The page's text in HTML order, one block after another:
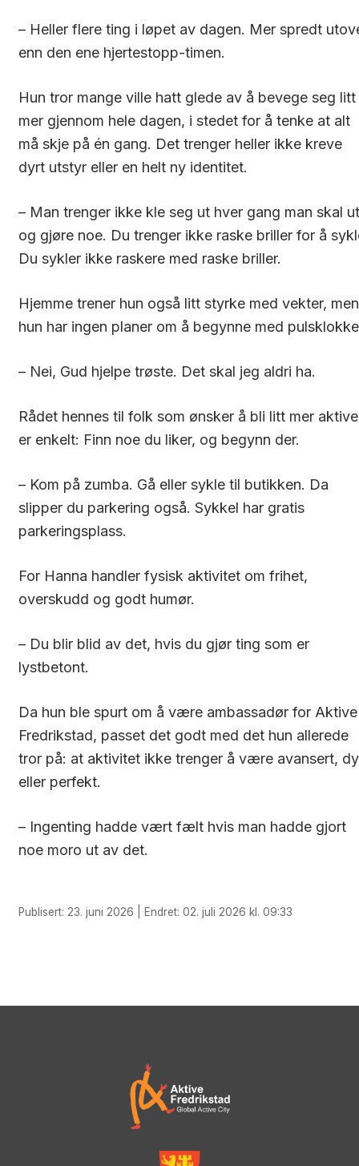
– Heller flere ting i løpet av dagen. Mer spredt
enn den ene hjertestopp-timen.
Hun tror mange ville hatt glede av å bevege seg litt
mer gjennom hele dagen, i stedet for å tenke at alt
må skje på én gang. Det trenger heller ikke kreve
dyrt utstyr eller en helt ny identitet.
– Man trenger ikke kle seg ut hver gang man skal ut
og gjøre noe. Du trenger ikke raske briller for å
Du sykler ikke raskere med raske briller.
Hjemme trener hun også litt styrke med vekter, men
hun har ingen planer om å begynne med
– Nei, Gud hjelpe trøste. Det skal jeg aldri ha.
Rådet hennes til folk som ønsker å bli litt mer
er enkelt: Finn noe du liker, og begynn der.
– Kom på zumba. Gå eller sykle til butikken. Da
slipper du parkering også. Sykkel har gratis
parkeringsplass.
For Hanna handler fysisk aktivitet om frihet,
overskudd og godt humør.
– Du blir blid av det, hvis du gjør ting som er
lystbetont.
Da hun ble spurt om å være ambassadør for Aktive
Fredrikstad, passet det godt med det hun allerede
tror på: at aktivitet ikke trenger å være avansert,
eller perfekt.
– Ingenting hadde vært fælt hvis man hadde gjort
noe moro ut av det.
Publisert: 23. juni 2026 | Endret: 02. juli 2026 kl. 09:33